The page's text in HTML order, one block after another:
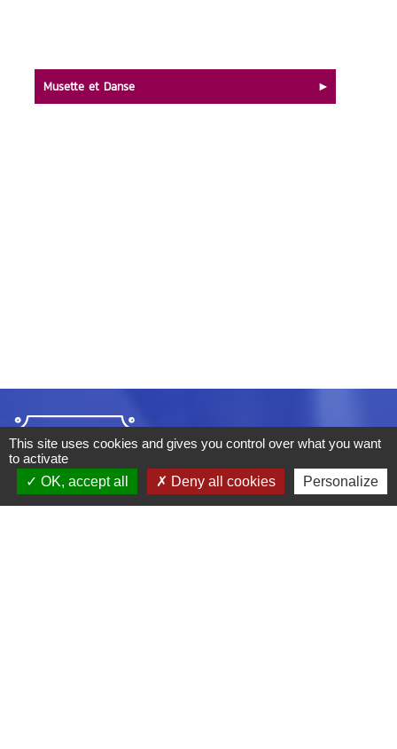
Musette et Danse
This site uses cookies and gives you control over what you want
to activate
OK, accept all
Deny all cookies Personalize